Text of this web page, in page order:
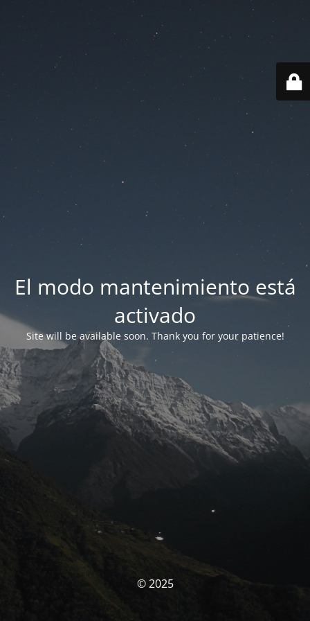
El modo mantenimiento está
activado
Site will be available soon. Thank you for your patience!
© 2025